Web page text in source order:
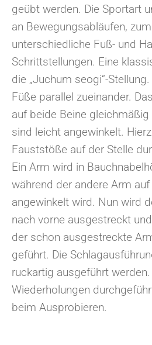
geübt werden. Die Sportart
an Bewegungsabläufen,
unterschiedliche Fuß- und
Schrittstellungen. Eine
die „Juchum seogi“-
Füße parallel zueinander.
auf beide Beine
sind leicht angewinkelt.
Fauststöße auf der Stelle
Ein Arm wird in
während der andere Arm
angewinkelt wird. Nun wird
nach vorne ausgestreckt
der schon ausgestreckte
geführt. Die
ruckartig ausgeführt
Wiederholungen
beim Ausprobieren.